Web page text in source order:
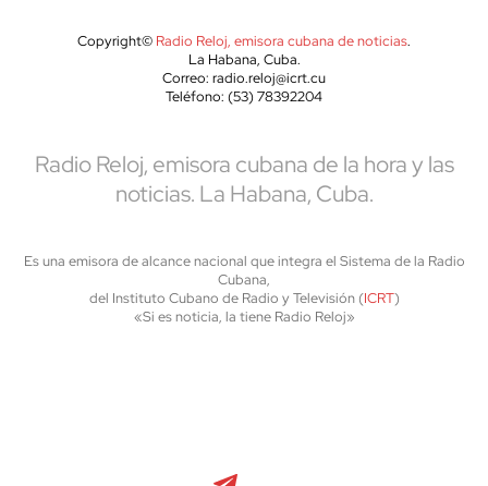
Copyright© Radio Reloj, emisora cubana de noticias.
La Habana, Cuba.
Correo: radio.reloj@icrt.cu
Teléfono: (53) 78392204
Radio Reloj, emisora cubana de la hora y las
noticias. La Habana, Cuba.
Es una emisora de alcance nacional que integra el Sistema de la Radio
Cubana,
del Instituto Cubano de Radio y Televisión (ICRT)
«Si es noticia, la tiene Radio Reloj»